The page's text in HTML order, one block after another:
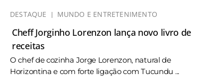
DESTAQUE MUNDO E ENTRETENIMENTO
Cheff Jorginho Lorenzon lança novo livro de
receitas
O chef de cozinha Jorge Lorenzon, natural de
Horizontina e com forte ligação com Tucundu ...